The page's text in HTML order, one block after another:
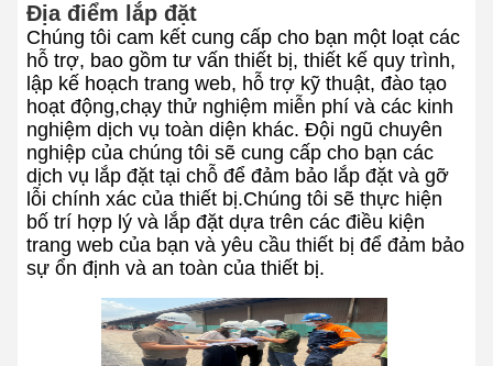
Địa điểm lắp đặt
Chúng tôi cam kết cung cấp cho bạn một loạt các
hỗ trợ, bao gồm tư vấn thiết bị, thiết kế quy trình,
lập kế hoạch trang web, hỗ trợ kỹ thuật, đào tạo
hoạt động,chạy thử nghiệm miễn phí và các kinh
nghiệm dịch vụ toàn diện khác. Đội ngũ chuyên
nghiệp của chúng tôi sẽ cung cấp cho bạn các
dịch vụ lắp đặt tại chỗ để đảm bảo lắp đặt và gỡ
lỗi chính xác của thiết bị.Chúng tôi sẽ thực hiện
bố trí hợp lý và lắp đặt dựa trên các điều kiện
trang web của bạn và yêu cầu thiết bị để đảm bảo
sự ổn định và an toàn của thiết bị.